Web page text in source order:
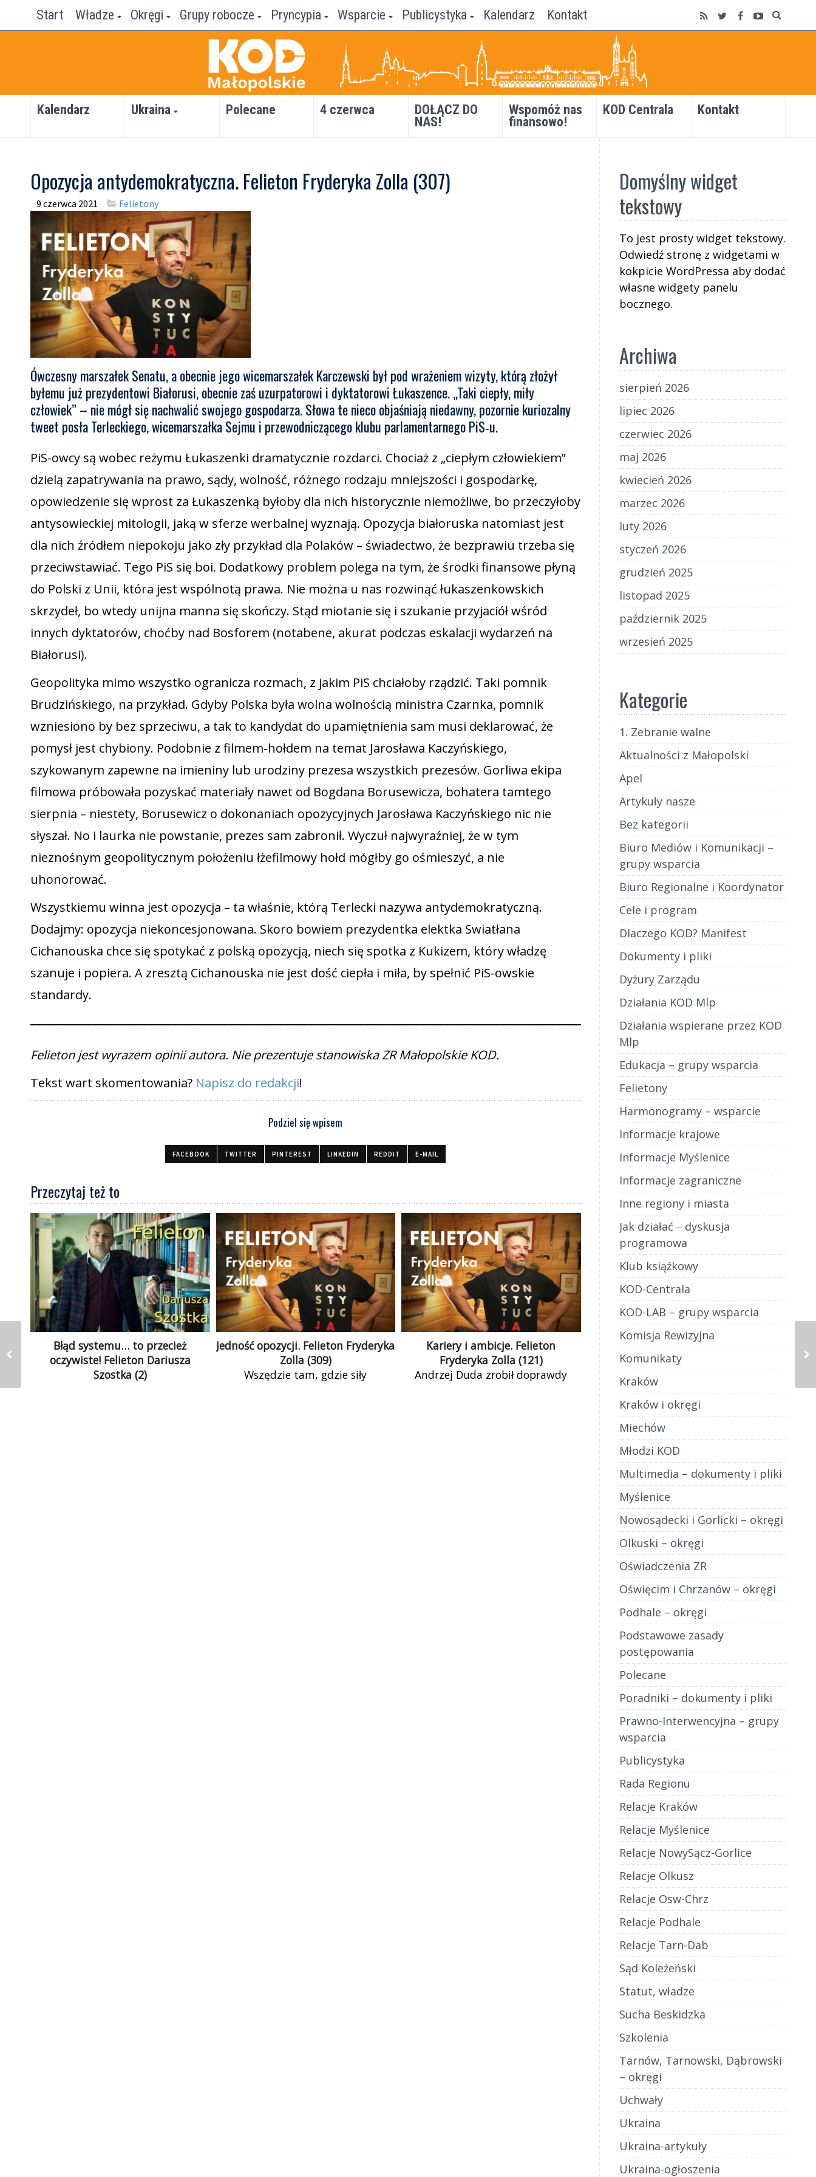
Start Władze Okręgi Grupy robocze Pryncypia Wsparcie Publicystyka Kalendarz Kontakt
Kalendarz Ukraina Polecane 4 czerwca
DOŁĄCZ DO
NAS!
Wspomóż nas
finansowo!
KOD Centrala Kontakt
Opozycja antydemokratyczna. Felieton Fryderyka Zolla (307)
9 czerwca 2021 Felietony
Ówczesny marszałek Senatu, a obecnie jego wicemarszałek Karczewski był pod wrażeniem wizyty, którą złożył
byłemu już prezydentowi Białorusi, obecnie zaś uzurpatorowi i dyktatorowi Łukaszence. „Taki ciepły, miły
człowiek” – nie mógł się nachwalić swojego gospodarza. Słowa te nieco objaśniają niedawny, pozornie kuriozalny
tweet posła Terleckiego, wicemarszałka Sejmu i przewodniczącego klubu parlamentarnego PiS‑u.
PiS-owcy są wobec reżymu Łukaszenki dramatycznie rozdarci. Chociaż z „ciepłym człowiekiem”
dzielą zapatrywania na prawo, sądy, wolność, różnego rodzaju mniejszości i gospodarkę,
opowiedzenie się wprost za Łukaszenką byłoby dla nich historycznie niemożliwe, bo przeczyłoby
antysowieckiej mitologii, jaką w sferze werbalnej wyznają. Opozycja białoruska natomiast jest
dla nich źródłem niepokoju jako zły przykład dla Polaków – świadectwo, że bezprawiu trzeba się
przeciwstawiać. Tego PiS się boi. Dodatkowy problem polega na tym, że środki finansowe płyną
do Polski z Unii, która jest wspólnotą prawa. Nie można u nas rozwinąć łukaszenkowskich
skrzydeł, bo wtedy unijna manna się skończy. Stąd miotanie się i szukanie przyjaciół wśród
innych dyktatorów, choćby nad Bosforem (notabene, akurat podczas eskalacji wydarzeń na
Białorusi).
Geopolityka mimo wszystko ogranicza rozmach, z jakim PiS chciałoby rządzić. Taki pomnik
Brudzińskiego, na przykład. Gdyby Polska była wolna wolnością ministra Czarnka, pomnik
wzniesiono by bez sprzeciwu, a tak to kandydat do upamiętnienia sam musi deklarować, że
pomysł jest chybiony. Podobnie z filmem-hołdem na temat Jarosława Kaczyńskiego,
szykowanym zapewne na imieniny lub urodziny prezesa wszystkich prezesów. Gorliwa ekipa
filmowa próbowała pozyskać materiały nawet od Bogdana Borusewicza, bohatera tamtego
sierpnia – niestety, Borusewicz o dokonaniach opozycyjnych Jarosława Kaczyńskiego nic nie
słyszał. No i laurka nie powstanie, prezes sam zabronił. Wyczuł najwyraźniej, że w tym
nieznośnym geopolitycznym położeniu łżefilmowy hołd mógłby go ośmieszyć, a nie
uhonorować.
Wszystkiemu winna jest opozycja – ta właśnie, którą Terlecki nazywa antydemokratyczną.
Dodajmy: opozycja niekoncesjonowana. Skoro bowiem prezydentka elektka Swiatłana
Cichanouska chce się spotykać z polską opozycją, niech się spotka z Kukizem, który władzę
szanuje i popiera. A zresztą Cichanouska nie jest dość ciepła i miła, by spełnić PiS-owskie
standardy.
Felieton jest wyrazem opinii autora. Nie prezentuje stanowiska ZR Małopolskie KOD.
Tekst wart skomentowania? Napisz do redakcji!
Podziel się wpisem
FACEBOOK TWITTER PINTEREST LINKEDIN REDDIT E-MAIL
Przeczytaj też to
Błąd systemu… to przecież
oczywiste! Felieton Dariusza
Szostka (2)
Jedność opozycji. Felieton Fryderyka
Zolla (309)
Wszędzie tam, gdzie siły
Kariery i ambicje. Felieton
Fryderyka Zolla (121)
Andrzej Duda zrobił doprawdy
Domyślny widget
tekstowy
To jest prosty widget tekstowy.
Odwiedź stronę z widgetami w
kokpicie WordPressa aby dodać
własne widgety panelu
bocznego.
Archiwa
sierpień 2026
lipiec 2026
czerwiec 2026
maj 2026
kwiecień 2026
marzec 2026
luty 2026
styczeń 2026
grudzień 2025
listopad 2025
październik 2025
wrzesień 2025
Kategorie
1. Zebranie walne
Aktualności z Małopolski
Apel
Artykuły nasze
Bez kategorii
Biuro Mediów i Komunikacji –
grupy wsparcia
Biuro Regionalne i Koordynator
Cele i program
Dlaczego KOD? Manifest
Dokumenty i pliki
Dyżury Zarządu
Działania KOD Mlp
Działania wspierane przez KOD
Mlp
Edukacja – grupy wsparcia
Felietony
Harmonogramy – wsparcie
Informacje krajowe
Informacje Myślenice
Informacje zagraniczne
Inne regiony i miasta
Jak działać ‒ dyskusja
programowa
Klub książkowy
KOD-Centrala
KOD-LAB – grupy wsparcia
Komisja Rewizyjna
Komunikaty
Kraków
Kraków i okręgi
Miechów
Młodzi KOD
Multimedia – dokumenty i pliki
Myślenice
Nowosądecki i Gorlicki – okręgi
Olkuski – okręgi
Oświadczenia ZR
Oświęcim i Chrzanów – okręgi
Podhale – okręgi
Podstawowe zasady
postępowania
Polecane
Poradniki – dokumenty i pliki
Prawno-Interwencyjna – grupy
wsparcia
Publicystyka
Rada Regionu
Relacje Kraków
Relacje Myślenice
Relacje NowySącz-Gorlice
Relacje Olkusz
Relacje Osw-Chrz
Relacje Podhale
Relacje Tarn-Dab
Sąd Koleżeński
Statut, władze
Sucha Beskidzka
Szkolenia
Tarnów, Tarnowski, Dąbrowski
– okręgi
Uchwały
Ukraina
Ukraina-artykuły
Ukraina-ogłoszenia